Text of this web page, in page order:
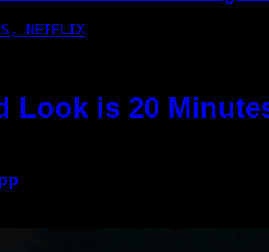
NETFLIX
Look is 20